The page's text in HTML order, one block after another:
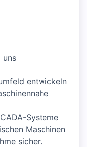
uns
entwickeln
Systeme
Maschinen
sicher.